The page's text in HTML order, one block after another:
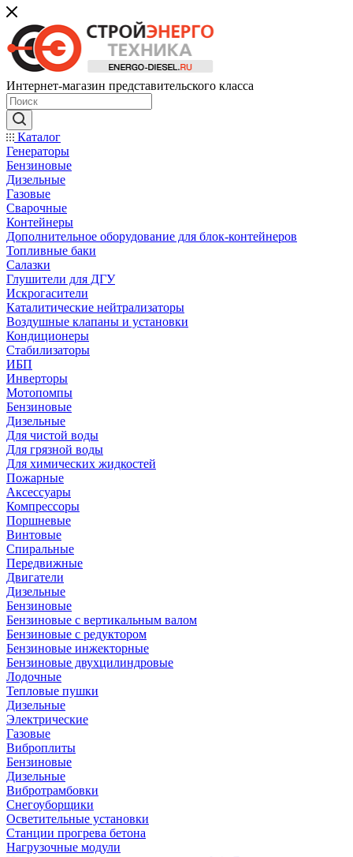
Интернет-магазин представительского класса
Каталог
Генераторы
Бензиновые
Дизельные
Газовые
Сварочные
Контейнеры
Дополнительное оборудование для блок-контейнеров
Топливные баки
Салазки
Глушители для ДГУ
Искрогасители
Каталитические нейтрализаторы
Воздушные клапаны и установки
Кондиционеры
Стабилизаторы
ИБП
Инверторы
Мотопомпы
Бензиновые
Дизельные
Для чистой воды
Для грязной воды
Для химических жидкостей
Пожарные
Аксессуары
Компрессоры
Поршневые
Винтовые
Спиральные
Передвижные
Двигатели
Дизельные
Бензиновые
Бензиновые с вертикальным валом
Бензиновые с редуктором
Бензиновые инжекторные
Бензиновые двухцилиндровые
Лодочные
Тепловые пушки
Дизельные
Электрические
Газовые
Виброплиты
Бензиновые
Дизельные
Вибротрамбовки
Снегоуборщики
Осветительные установки
Станции прогрева бетона
Нагрузочные модули